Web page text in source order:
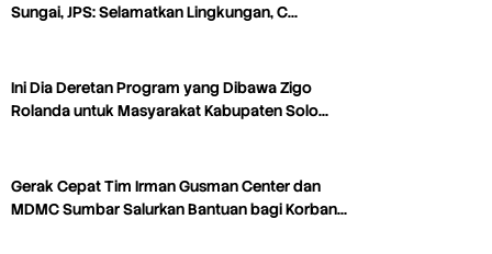
Sungai, JPS: Selamatkan Lingkungan, C…
Ini Dia Deretan Program yang Dibawa Zigo
Rolanda untuk Masyarakat Kabupaten Solo…
Gerak Cepat Tim Irman Gusman Center dan
MDMC Sumbar Salurkan Bantuan bagi Korban…